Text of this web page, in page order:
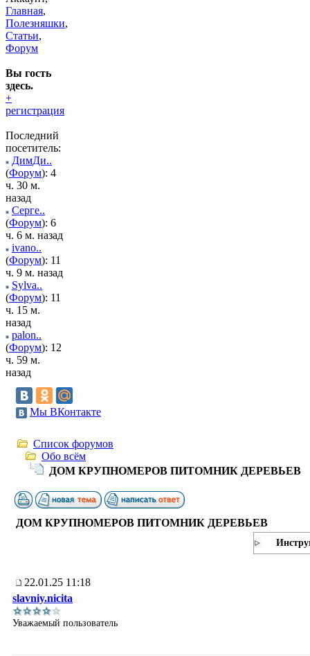
Главная,
Полезняшки,
Статьи,
Форум
Вы гость
здесь.
+
регистрация
Последний
посетитель:
ДимДи..
(Форум): 4
ч. 30 м.
назад
Серге..
(Форум): 6
ч. 6 м. назад
ivano..
(Форум): 11
ч. 9 м. назад
Sylva..
(Форум): 11
ч. 15 м.
назад
palon..
(Форум): 12
ч. 59 м.
назад
Мы ВКонтакте
Список форумов
Обо всём
ДОМ КРУПНОМЕРОВ ПИТОМНИК ДЕРЕВЬЕВ
ДОМ КРУПНОМЕРОВ ПИТОМНИК ДЕРЕВЬЕВ
22.01.25 11:18
slavniy.nicita
Уважаемый пользователь